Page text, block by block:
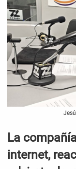
La
internet,